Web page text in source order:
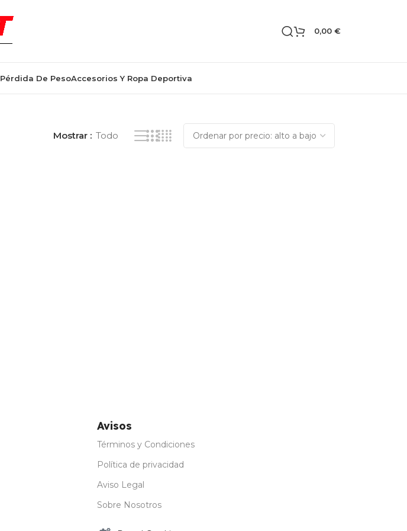
0,00 €
Pérdida De PesoAccesorios Y Ropa Deportiva
Mostrar Todo
Avisos
Términos y Condiciones
Política de privacidad
Aviso Legal
Sobre Nosotros